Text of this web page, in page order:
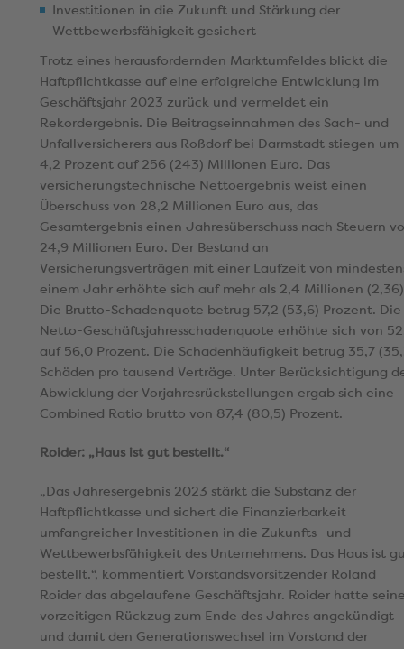
Investitionen in die Zukunft und Stärkung der
Wettbewerbsfähigkeit gesichert
Trotz eines herausfordernden Marktumfeldes blickt die
Haftpflichtkasse auf eine erfolgreiche Entwicklung im
Geschäftsjahr 2023 zurück und vermeldet ein
Rekordergebnis. Die Beitragseinnahmen des Sach- und
Unfallversicherers aus Roßdorf bei Darmstadt stiegen um
4,2 Prozent auf 256 (243) Millionen Euro. Das
versicherungstechnische Nettoergebnis weist einen
Überschuss von 28,2 Millionen Euro aus, das
Gesamtergebnis einen Jahresüberschuss nach Steuern
24,9 Millionen Euro. Der Bestand an
Versicherungsverträgen mit einer Laufzeit von
einem Jahr erhöhte sich auf mehr als 2,4 Millionen
Die Brutto-Schadenquote betrug 57,2 (53,6) Prozent. Die
Netto-Geschäftsjahresschadenquote erhöhte sich von
auf 56,0 Prozent. Die Schadenhäufigkeit betrug 35,7
Schäden pro tausend Verträge. Unter Berücksichtigung
Abwicklung der Vorjahresrückstellungen ergab sich eine
Combined Ratio brutto von 87,4 (80,5) Prozent.
Roider: „Haus ist gut bestellt.“
„Das Jahresergebnis 2023 stärkt die Substanz der
Haftpflichtkasse und sichert die Finanzierbarkeit
umfangreicher Investitionen in die Zukunfts- und
Wettbewerbsfähigkeit des Unternehmens. Das Haus ist
bestellt.“, kommentiert Vorstandsvorsitzender Roland
Roider das abgelaufene Geschäftsjahr. Roider hatte
vorzeitigen Rückzug zum Ende des Jahres angekündigt
und damit den Generationswechsel im Vorstand der